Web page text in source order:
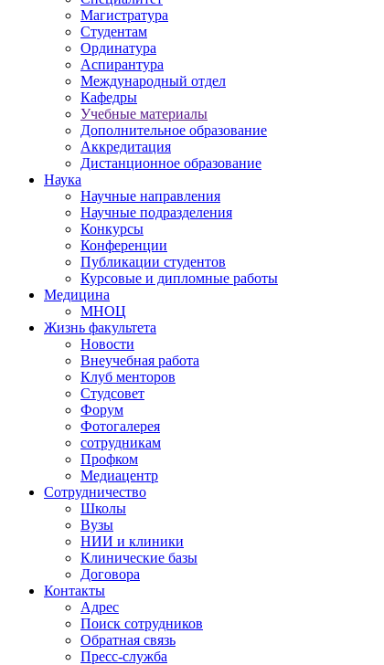
Магистратура
Студентам
Ординатура
Аспирантура
Международный отдел
Кафедры
Учебные материалы
Дополнительное образование
Аккредитация
Дистанционное образование
Наука
Научные направления
Научные подразделения
Конкурсы
Конференции
Публикации студентов
Курсовые и дипломные работы
Медицина
МНОЦ
Жизнь факультета
Новости
Внеучебная работа
Клуб менторов
Студсовет
Форум
Фотогалерея
сотрудникам
Профком
Медиацентр
Сотрудничество
Школы
Вузы
НИИ и клиники
Клинические базы
Договора
Контакты
Адрес
Поиск сотрудников
Обратная связь
Пресс-служба